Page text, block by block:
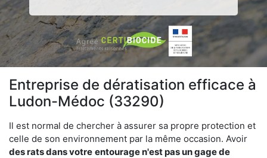
Entreprise de dératisation efficace à
Ludon-Médoc (33290)
Il est normal de chercher à assurer sa propre protection et
celle de son environnement par la même occasion. Avoir
des rats dans votre entourage n'est pas un gage de